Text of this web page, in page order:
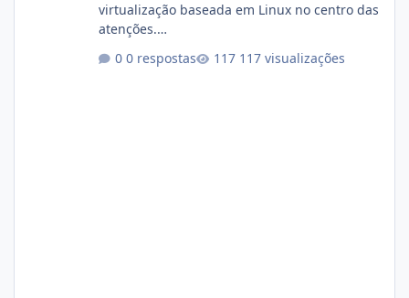
virtualização baseada em Linux no centro das
atenções.
xjx23zz5f Criamos uma breve explicação:
0 respostas 117 visualizações